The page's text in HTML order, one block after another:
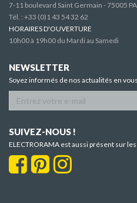
7-11 boulevard Saint Germain - 75005
Tél. : +33 (0)1 43 54 32 62
HORAIRES D'OUVERTURE
10h00 à 19h00 du Mardi au Samedi
NEWSLETTER
Soyez informés de nos actualités en
SUIVEZ-NOUS !
ELECTRORAMA est aussi présent sur